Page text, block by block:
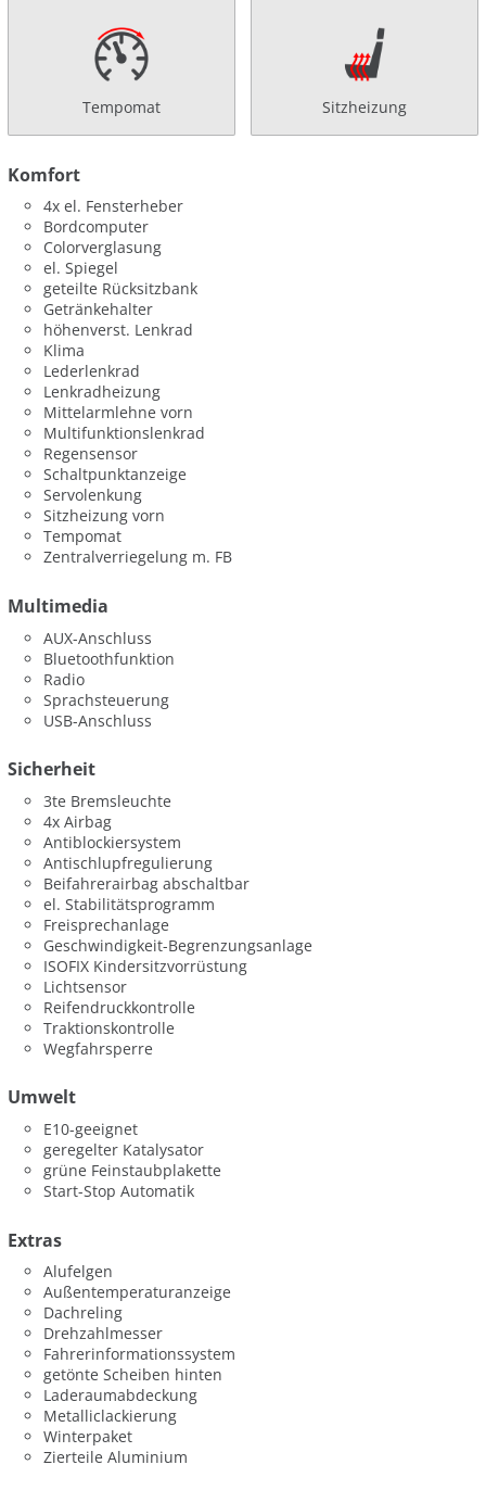
Tempomat Sitzheizung
Komfort
4x el. Fensterheber
Bordcomputer
Colorverglasung
el. Spiegel
geteilte Rücksitzbank
Getränkehalter
höhenverst. Lenkrad
Klima
Lederlenkrad
Lenkradheizung
Mittelarmlehne vorn
Multifunktionslenkrad
Regensensor
Schaltpunktanzeige
Servolenkung
Sitzheizung vorn
Tempomat
Zentralverriegelung m. FB
Multimedia
AUX-Anschluss
Bluetoothfunktion
Radio
Sprachsteuerung
USB-Anschluss
Sicherheit
3te Bremsleuchte
4x Airbag
Antiblockiersystem
Antischlupfregulierung
Beifahrerairbag abschaltbar
el. Stabilitätsprogramm
Freisprechanlage
Geschwindigkeit-Begrenzungsanlage
ISOFIX Kindersitzvorrüstung
Lichtsensor
Reifendruckkontrolle
Traktionskontrolle
Wegfahrsperre
Umwelt
E10-geeignet
geregelter Katalysator
grüne Feinstaubplakette
Start-Stop Automatik
Extras
Alufelgen
Außentemperaturanzeige
Dachreling
Drehzahlmesser
Fahrerinformationssystem
getönte Scheiben hinten
Laderaumabdeckung
Metalliclackierung
Winterpaket
Zierteile Aluminium